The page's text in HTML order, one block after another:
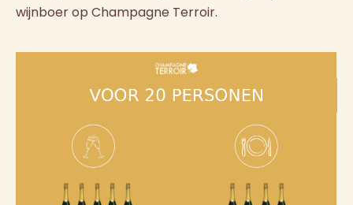
wijnboer op Champagne Terroir.